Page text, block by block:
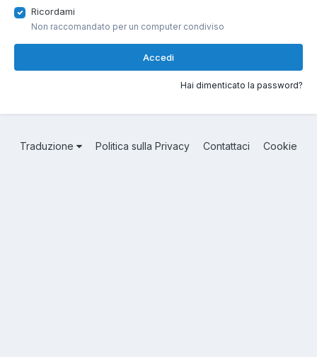
Ricordami
Non raccomandato per un computer condiviso
Accedi
Hai dimenticato la password?
Traduzione Politica sulla Privacy Contattaci Cookie